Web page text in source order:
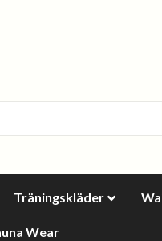
Träningskläder
Wear